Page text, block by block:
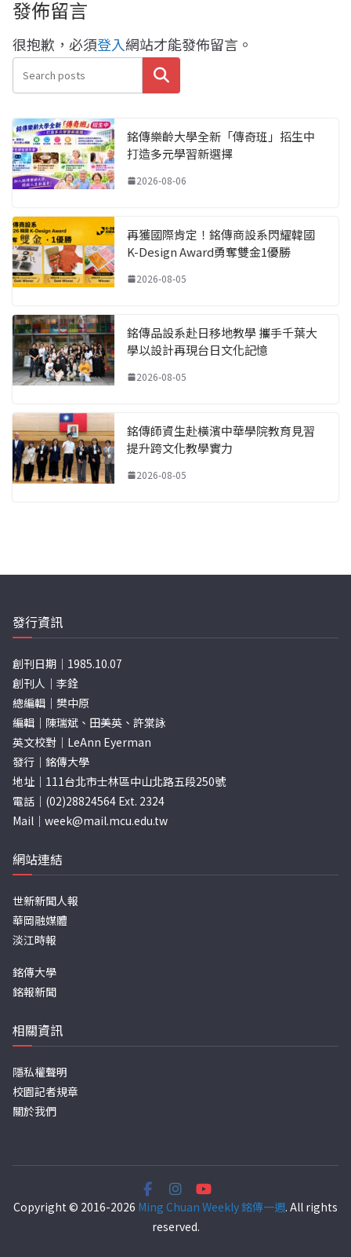
發佈留言
很抱歉，必須登入網站才能發佈留言。
搜尋
銘傳樂齡大學全新「傳奇班」招生中
打造多元學習新選擇
2026-08-06
再獲國際肯定！銘傳商設系閃耀韓國
K-Design Award勇奪雙金1優勝
2026-08-05
銘傳品設系赴日移地教學 攜手千葉大
學以設計再現台日文化記憶
2026-08-05
銘傳師資生赴橫濱中華學院教育見習
提升跨文化教學實力
2026-08-05
發行資訊
創刊日期｜1985.10.07
創刊人｜李銓
總編輯｜樊中原
編輯｜陳瑞斌、田美英、許棠詠
英文校對｜LeAnn Eyerman
發行｜銘傳大學
地址｜111台北市士林區中山北路五段250號
電話｜(02)28824564 Ext. 2324
Mail｜ week@mail.mcu.edu.tw
網站連結
世新新聞人報
華岡融媒體
淡江時報
銘傳大學
銘報新聞
相關資訊
隱私權聲明
校園記者規章
關於我們
Copyright © 2016-2026 Ming Chuan Weekly 銘傳一週. All rights
reserved.